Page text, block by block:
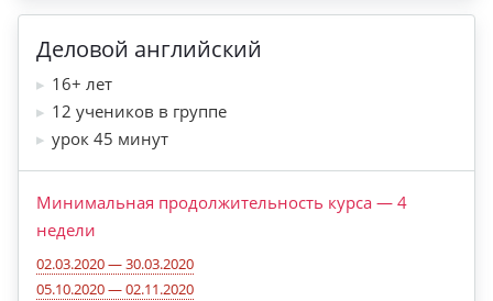
Деловой английский
16+ лет
12 учеников в группе
урок 45 минут
Минимальная продолжительность курса — 4
недели
02.03.2020 — 30.03.2020
05.10.2020 — 02.11.2020